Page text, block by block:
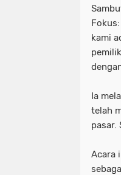
kami
Ia
telah
pasar.
Acara